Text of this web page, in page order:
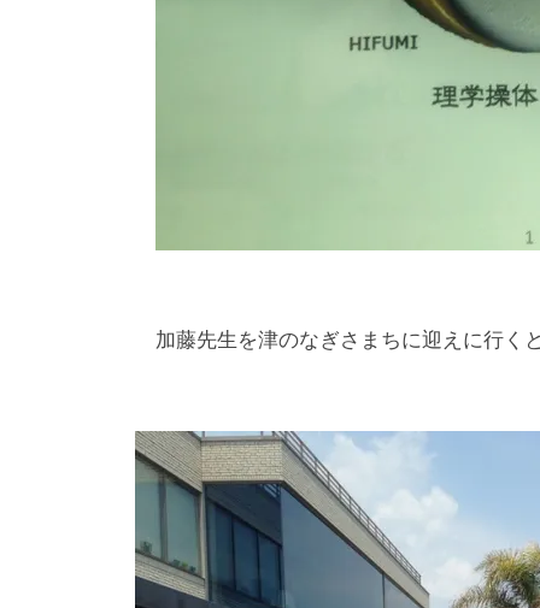
加藤先生を津のなぎさまちに迎えに行く